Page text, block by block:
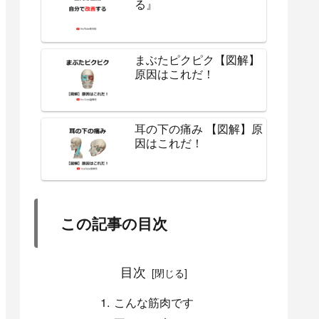
る』
まぶたピクピク【図解】
原因はこれだ！
耳の下の痛み 【図解】原
因はこれだ！
この記事の目次
目次
こんな筋肉です